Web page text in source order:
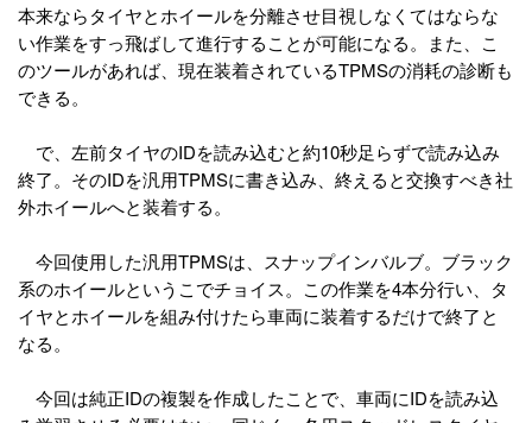
本来ならタイヤとホイールを分離させ目視しなくてはならな
い作業をすっ飛ばして進行することが可能になる。また、こ
のツールがあれば、現在装着されているTPMSの消耗の診断も
できる。
で、左前タイヤのIDを読み込むと約10秒足らずで読み込み
終了。そのIDを汎用TPMSに書き込み、終えると交換すべき社
外ホイールへと装着する。
今回使用した汎用TPMSは、スナップインバルブ。ブラック
系のホイールというこでチョイス。この作業を4本分行い、タ
イヤとホイールを組み付けたら車両に装着するだけで終了と
なる。
今回は純正IDの複製を作成したことで、車両にIDを読み込